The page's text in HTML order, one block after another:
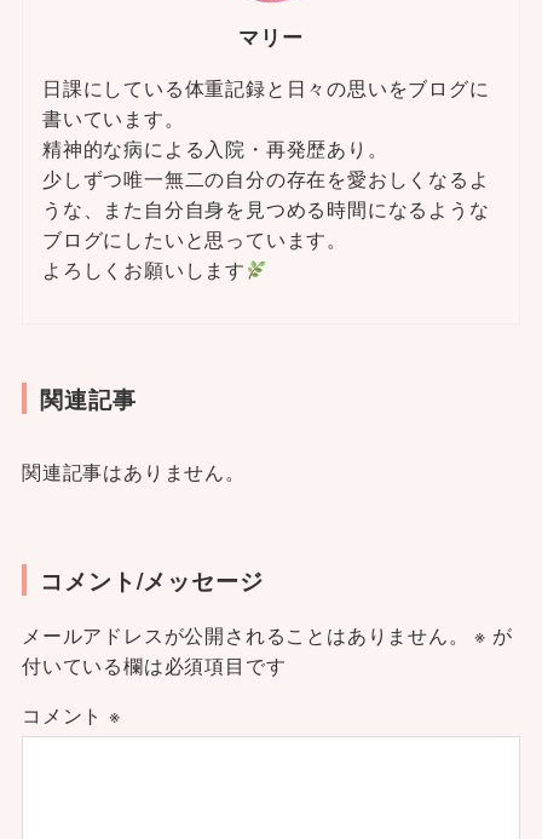
マリー
日課にしている体重記録と日々の思いをブログに
書いています。
精神的な病による入院・再発歴あり。
少しずつ唯一無二の自分の存在を愛おしくなるよ
うな、また自分自身を見つめる時間になるような
ブログにしたいと思っています。
よろしくお願いします
関連記事
関連記事はありません。
コメント/メッセージ
メールアドレスが公開されることはありません。 ※ が
付いている欄は必須項目です
コメント ※